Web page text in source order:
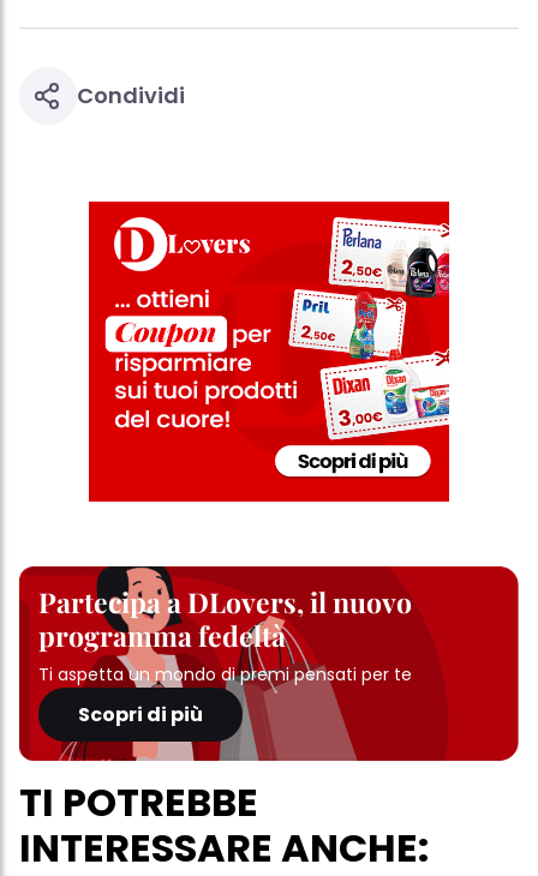
Condividi
Partecipa a DLovers, il nuovo
programma fedeltà
Ti aspetta un mondo di premi pensati per te
Scopri di più
TI POTREBBE
INTERESSARE ANCHE:
ulteriori informazioni sui cookie utilizzati su questo sito Web, in
particolare sul loro periodo di conservazione, consultare le
trattamento dei tuoi dati / sull'uso dei cookie e consentirli per uno o
più degli scopi sopra menzionati. Cliccando su "Accetta tutto",
acconsenti all'uso dei cookie e al trattamento dei tuoi dati
personali per tutte le finalità sopra indicate. Se fai clic su "Rifiuta",
verranno utilizzati solo i cookie tecnicamente necessari per fornirti
questo sito web.